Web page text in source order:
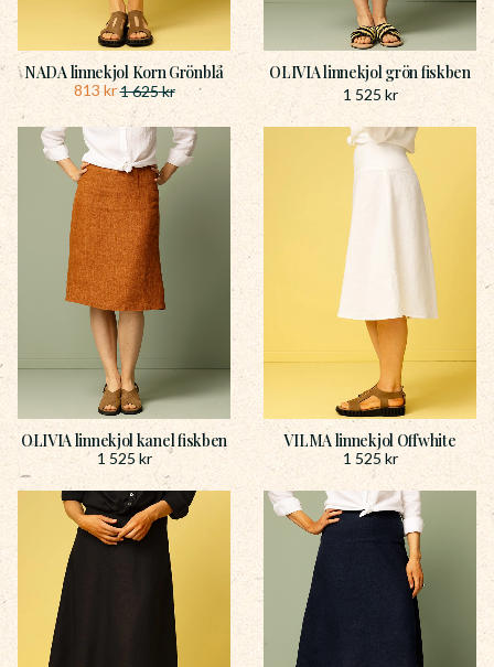
NADA linnekjol Korn Grönblå
813 kr1 625kr
OLIVIA linnekjol grön fiskben
1 525 kr
OLIVIA linnekjol kanel fiskben
1 525kr
VILMA linnekjol Offwhite
1 525kr